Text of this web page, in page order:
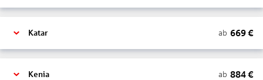
Katar ab 669€
Kenia ab 884€